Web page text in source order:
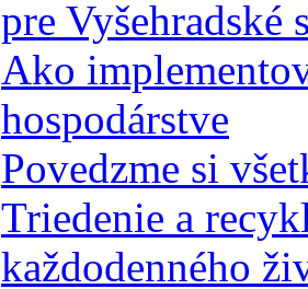
pre Vyšehradské
Ako
hospodárstve
Povedzme si
Triedenie a
každodenného